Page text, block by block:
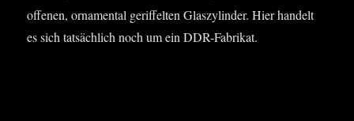
offe­nen, orna­men­tal gerif­fel­ten Glas­zy­lin­der. Hier han­delt
es sich tat­säch­lich noch um ein DDR-Fabrikat.